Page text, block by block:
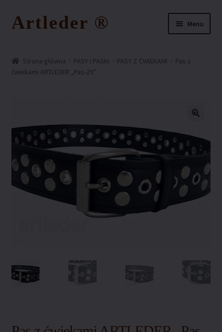
Przejdź
do
Przejdź
do
Artleder ® Menu
FAQ – najczęściej zadawane pytania
Koszyk
Moje konto
O nas
Ochrona wzoru
Polityka zwrotów
Strona główna PASY I PASKI PASY Z ĆWIEKAMI
Pas z
ćwiekami ARTLEDER „Pas-29”